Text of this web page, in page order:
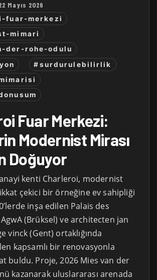
Mayıs 2026
fuar-merkezi
mimari
der-rohe-odulu
#surdurulebilirlik
Fuar Merkezi:
Modernist Mirası
Doğuyor
kenti Charleroi, modernist
çekici bir örneğine ev sahipliği
inşa edilen Palais des
(Brüksel) ve architecten jan
vinck (Gent) ortaklığında
kapsamlı bir renovasyonla
buldu. Proje, 2026 Mies van der
kazanarak uluslararası arenada